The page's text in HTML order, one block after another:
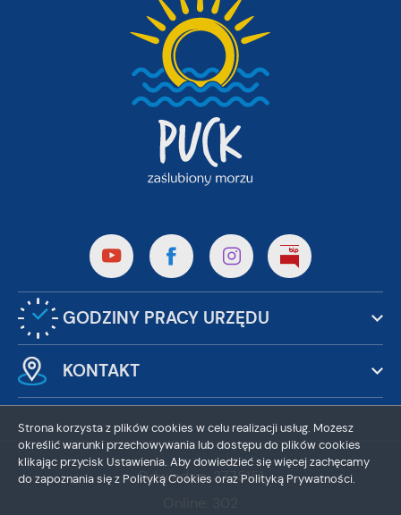
GODZINY PRACY URZĘDU
KONTAKT
Odwiedzin: 3775151
Strona korzysta z plików cookies w celu realizacji usług. Możesz
określić warunki przechowywania lub dostępu do plików cookies
klikając przycisk Ustawienia. Aby dowiedzieć się więcej zachęcamy
do zapoznania się z Polityką Cookies oraz Polityką Prywatności.